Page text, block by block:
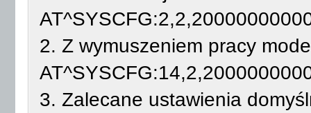
2. Z wymuszeniem pracy
3. Zalecane ustawienia